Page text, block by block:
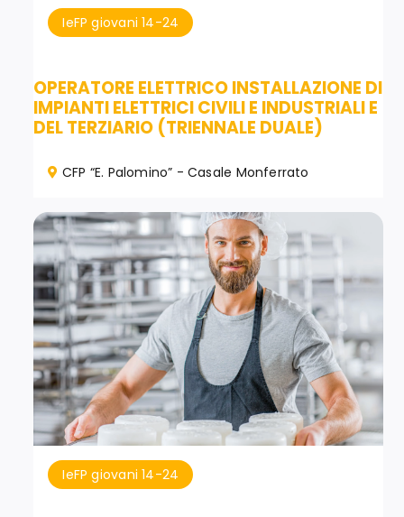
IeFP giovani 14-24
OPERATORE ELETTRICO INSTALLAZIONE DI
IMPIANTI ELETTRICI CIVILI E INDUSTRIALI E
DEL TERZIARIO (TRIENNALE DUALE)
CFP “E. Palomino” - Casale Monferrato
IeFP giovani 14-24